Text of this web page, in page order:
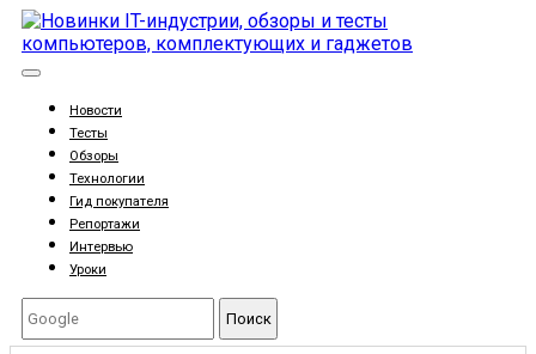
Новости
Тесты
Обзоры
Технологии
Гид покупателя
Репортажи
Интервью
Уроки
Поиск